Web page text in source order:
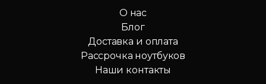
О нас
Блог
Доставка и оплата
Рассрочка ноутбуков
Наши контакты